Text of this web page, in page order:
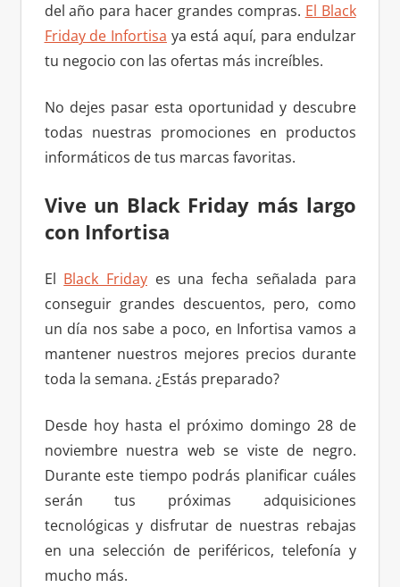
del año para hacer grandes compras. El Black
Friday de Infortisa ya está aquí, para endulzar
tu negocio con las ofertas más increíbles.
No dejes pasar esta oportunidad y descubre
todas nuestras promociones en productos
informáticos de tus marcas favoritas.
Vive un Black Friday más largo
con Infortisa
El Black Fridayes una fecha señalada para
conseguir grandes descuentos, pero, como
un día nos sabe a poco, en Infortisa vamos a
mantener nuestros mejores precios durante
toda la semana. ¿Estás preparado?
Desde hoy hasta el próximo domingo 28 de
noviembre nuestra web se viste de negro.
Durante este tiempo podrás planificar cuáles
serán tus próximas adquisiciones
tecnológicas y disfrutar de nuestras rebajas
en una selección de periféricos, telefonía y
mucho más.